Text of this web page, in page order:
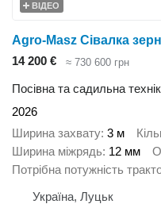
ВІДЕО
14 200 € ≈ 730 600 грн
Посівна та садильна
2026
Ширина захвату 3 м
Ширина міжрядь 12 мм
Потрібна потужність
Україна, Луцьк